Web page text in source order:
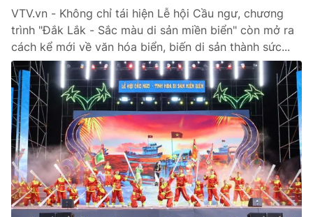
Hậu trường
Nhân vật
Khán giả
Giải sao mai
Điện ảnh
Âm nhạc
Sao
Đời sống
Du lịch
Làm đẹp
Chất lượng cuộc sống
Giáo dục
Tuyển sinh
Học trực tuyến
Công nghệ
Hitech Công nghệ tương lai
Sản phẩm
Thị trường
Giao lưu trực tuyến
Lịch phát sóng
VTV.vn - Không chỉ tái hiện Lễ hội Cầu ngư, chương
trình "Đắk Lắk - Sắc màu di sản miền biển" còn mở ra
cách kể mới về văn hóa biển, biến di sản thành sức...